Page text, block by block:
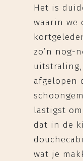
Het is
waarin we
zo’n nog-
afgelopen
lastigst
dat in de
wat je